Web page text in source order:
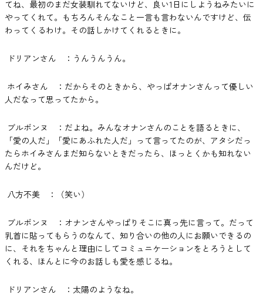
てね、最初のまだ女装馴れてないけど、良い1日にしようねみたいに
やってくれて。もちろんそんなこと一言も言わないんですけど、伝
わってくるわけ。その話しかけてくれるときに。
ドリアンさん ：うんうんうん。
ホイみさん ：だからそのときから、やっぱオナンさんって優しい
人だなって思ってたから。
ブルボンヌ ：だよね。みんなオナンさんのことを語るときに、
「愛の人だ」「愛にあふれた人だ」って言ってたのが、アタシだっ
たらホイみさんまだ知らないときだったら、ほっとくかも知れない
んだけど。
八方不美 ：（笑い）
ブルボンヌ ：オナンさんやっぱりそこに真っ先に言って。だって
乳首に貼ってもらうのなんて、知り合いの他の人にお願いできるの
に、それをちゃんと理由にしてコミュニケーションをとろうとして
くれる、ほんとに今のお話しも愛を感じるね。
ドリアンさん ：太陽のようなね。